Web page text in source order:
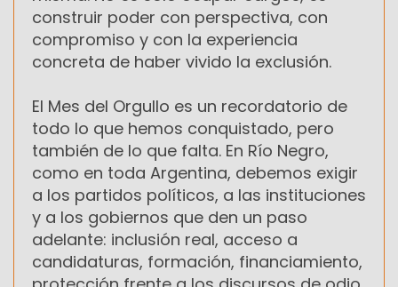
construir poder con perspectiva, con
compromiso y con la experiencia
concreta de haber vivido la exclusión.
El Mes del Orgullo es un recordatorio de
todo lo que hemos conquistado, pero
también de lo que falta. En Río Negro,
como en toda Argentina, debemos exigir
a los partidos políticos, a las instituciones
y a los gobiernos que den un paso
adelante: inclusión real, acceso a
candidaturas, formación, financiamiento,